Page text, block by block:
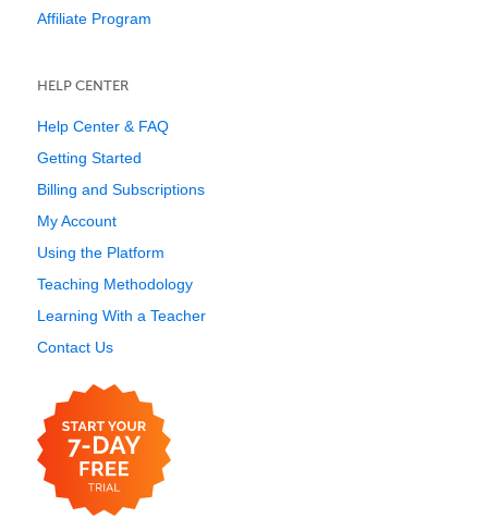
Affiliate Program
HELP CENTER
Help Center & FAQ
Getting Started
Billing and Subscriptions
My Account
Using the Platform
Teaching Methodology
Learning With a Teacher
Contact Us